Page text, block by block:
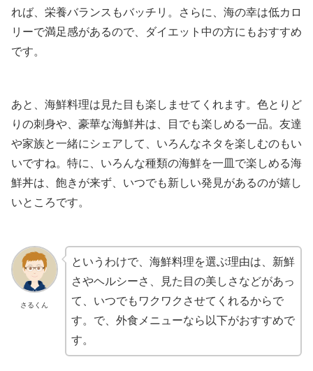
れば、栄養バランスもバッチリ。さらに、海の幸は低カロ
リーで満足感があるので、ダイエット中の方にもおすすめ
です。
あと、海鮮料理は見た目も楽しませてくれます。色とりど
りの刺身や、豪華な海鮮丼は、目でも楽しめる一品。友達
や家族と一緒にシェアして、いろんなネタを楽しむのもい
いですね。特に、いろんな種類の海鮮を一皿で楽しめる海
鮮丼は、飽きが来ず、いつでも新しい発見があるのが嬉し
いところです。
さるくん
というわけで、海鮮料理を選ぶ理由は、新鮮
さやヘルシーさ、見た目の美しさなどがあっ
て、いつでもワクワクさせてくれるからで
す。で、外食メニューなら以下がおすすめで
す。